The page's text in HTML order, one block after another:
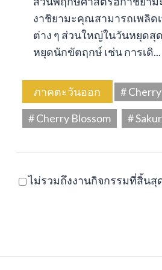
งาชิยามะคุณสามารถเพลิด
ต่าง ๆ ส่วนใหญ่ในวันหยุดสุ
หยุดนักขัตฤกษ์ เช่น การเดิ...
ภาคตะวันออก
#
# Cherry Blossom
#
ไม่รวมถึงงานกิจกรรมที่สิ้นสุ